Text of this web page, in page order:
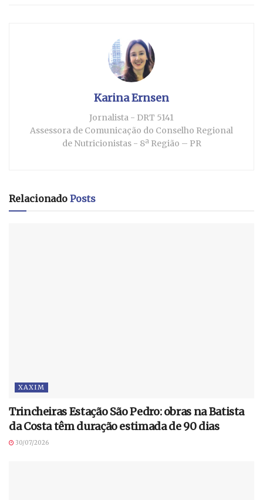
Karina Ernsen
Jornalista - DRT 5141
Assessora de Comunicação do Conselho Regional
de Nutricionistas - 8ª Região – PR
Relacionado Posts
XAXIM
Trincheiras Estação São Pedro: obras na Batista
da Costa têm duração estimada de 90 dias
30/07/2026